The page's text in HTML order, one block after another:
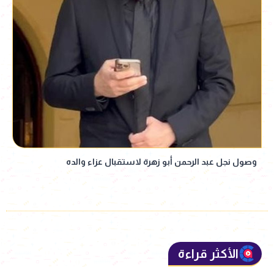
وصول نجل عبد الرحمن أبو زهرة لاستقبال عزاء والده
الأكثر قراءة